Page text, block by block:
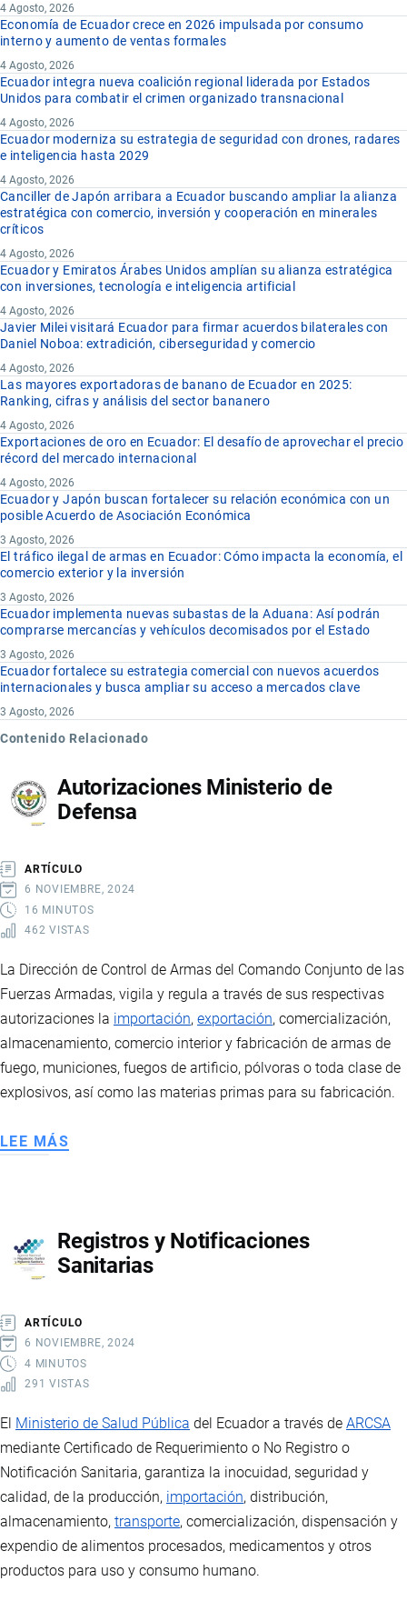
4 Agosto, 2026
Economía de Ecuador crece en 2026 impulsada por consumo
interno y aumento de ventas formales
4 Agosto, 2026
Ecuador integra nueva coalición regional liderada por Estados
Unidos para combatir el crimen organizado transnacional
4 Agosto, 2026
Ecuador moderniza su estrategia de seguridad con drones, radares
e inteligencia hasta 2029
4 Agosto, 2026
Canciller de Japón arribara a Ecuador buscando ampliar la alianza
estratégica con comercio, inversión y cooperación en minerales
críticos
4 Agosto, 2026
Ecuador y Emiratos Árabes Unidos amplían su alianza estratégica
con inversiones, tecnología e inteligencia artificial
4 Agosto, 2026
Javier Milei visitará Ecuador para firmar acuerdos bilaterales con
Daniel Noboa: extradición, ciberseguridad y comercio
4 Agosto, 2026
Las mayores exportadoras de banano de Ecuador en 2025:
Ranking, cifras y análisis del sector bananero
4 Agosto, 2026
Exportaciones de oro en Ecuador: El desafío de aprovechar el precio
récord del mercado internacional
4 Agosto, 2026
Ecuador y Japón buscan fortalecer su relación económica con un
posible Acuerdo de Asociación Económica
3 Agosto, 2026
El tráfico ilegal de armas en Ecuador: Cómo impacta la economía, el
comercio exterior y la inversión
3 Agosto, 2026
Ecuador implementa nuevas subastas de la Aduana: Así podrán
comprarse mercancías y vehículos decomisados por el Estado
3 Agosto, 2026
Ecuador fortalece su estrategia comercial con nuevos acuerdos
internacionales y busca ampliar su acceso a mercados clave
3 Agosto, 2026
Contenido Relacionado
Autorizaciones Ministerio de
Defensa
ARTÍCULO
6 NOVIEMBRE, 2024
16 MINUTOS
462 VISTAS
La Dirección de Control de Armas del Comando Conjunto de las
Fuerzas Armadas, vigila y regula a través de sus respectivas
autorizaciones la importación, exportación, comercialización,
almacenamiento, comercio interior y fabricación de armas de
fuego, municiones, fuegos de artificio, pólvoras o toda clase de
explosivos, así como las materias primas para su fabricación.
LEE MÁS
DEFENSA
Registros y Notificaciones
Sanitarias
ARTÍCULO
6 NOVIEMBRE, 2024
4 MINUTOS
291 VISTAS
El Ministerio de Salud Pública del Ecuador a través de ARCSA
mediante Certificado de Requerimiento o No Registro o
Notificación Sanitaria, garantiza la inocuidad, seguridad y
calidad, de la producción, importación, distribución,
almacenamiento, transporte, comercialización, dispensación y
expendio de alimentos procesados, medicamentos y otros
productos para uso y consumo humano.